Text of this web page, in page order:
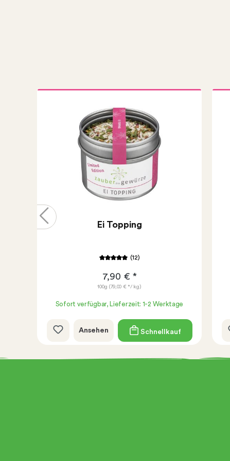
Ei Topping
(12)
7,90 € *
100g (79,00 € */ kg)
Sofort verfügbar, Lieferzeit: 1-2 Werktage
Ansehen Schnellkauf